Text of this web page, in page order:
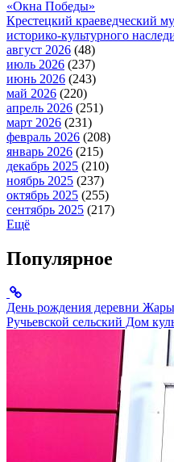
«Окна Победы»
Крестецкий краеведческий
историко-культурного
август 2026 (48)
июль 2026 (237)
июнь 2026 (243)
май 2026 (220)
апрель 2026 (251)
март 2026 (231)
февраль 2026 (208)
январь 2026 (215)
декабрь 2025 (210)
ноябрь 2025 (237)
октябрь 2025 (255)
сентябрь 2025 (217)
Ещё
Популярное
День рождения деревни Жары
Ручьевской сельский Дом